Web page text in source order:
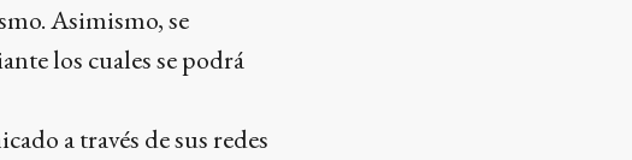
Asimismo, se
los cuales se podrá
a través de sus redes